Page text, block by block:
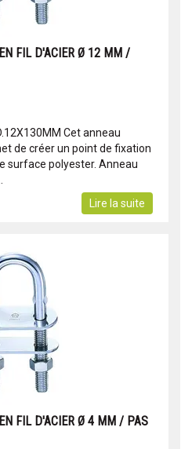
FIL D'ACIER Ø 12 MM /
Cet anneau
de créer un point de fixation
surface polyester. Anneau
Lire la suite
FIL D'ACIER Ø 4 MM / PAS